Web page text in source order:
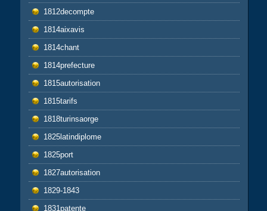
1812decompte
1814aixavis
1814chant
1814prefecture
1815autorisation
1815tarifs
1818turinsaorge
1825latindiplome
1825port
1827autorisation
1829-1843
1831patente